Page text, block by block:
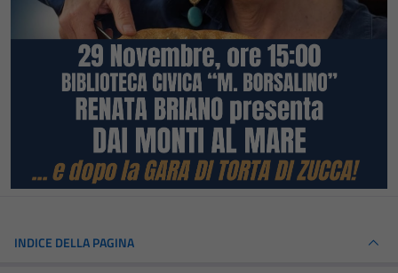
INDICE DELLA PAGINA